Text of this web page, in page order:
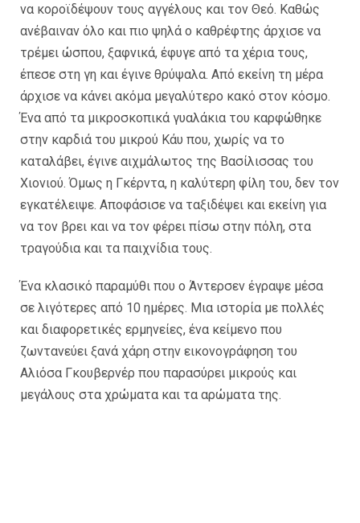
να κοροϊδέψουν τους αγγέλους και τον Θεό. Καθώς
ανέβαιναν όλο και πιο ψηλά ο καθρέφτης άρχισε να
τρέμει ώσπου, ξαφνικά, έφυγε από τα χέρια τους,
έπεσε στη γη και έγινε θρύψαλα. Από εκείνη τη μέρα
άρχισε να κάνει ακόμα μεγαλύτερο κακό στον κόσμο.
Ένα από τα μικροσκοπικά γυαλάκια του καρφώθηκε
στην καρδιά του μικρού Κάυ που, χωρίς να το
καταλάβει, έγινε αιχμάλωτος της Βασίλισσας του
Χιονιού. Όμως η Γκέρντα, η καλύτερη φίλη του, δεν τον
εγκατέλειψε. Αποφάσισε να ταξιδέψει και εκείνη για
να τον βρει και να τον φέρει πίσω στην πόλη, στα
τραγούδια και τα παιχνίδια τους.
Ένα κλασικό παραμύθι που ο Άντερσεν έγραψε μέσα
σε λιγότερες από 10 ημέρες. Μια ιστορία με πολλές
και διαφορετικές ερμηνείες, ένα κείμενο που
ζωντανεύει ξανά χάρη στην εικονογράφηση του
Αλιόσα Γκουβερνέρ που παρασύρει μικρούς και
μεγάλους στα χρώματα και τα αρώματα της.